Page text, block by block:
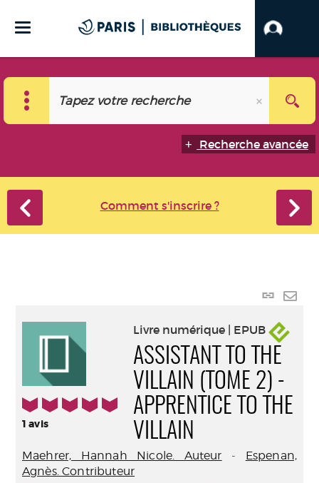
Recherche avancée
Comment s'inscrire ?
Lien
5/5
1avis
Livre numérique | EPUB
ASSISTANT TO THE
VILLAIN (TOME 2) -
APPRENTICE TO THE
VILLAIN
Maehrer, Hannah Nicole. Auteur - Espenan,
Agnès. Contributeur